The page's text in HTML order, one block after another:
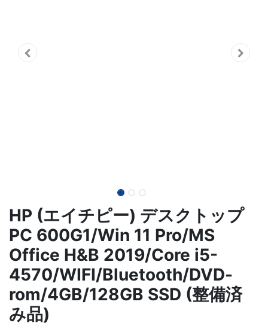
HP (エイチピー) デスクトップ
PC 600G1/Win 11 Pro/MS
Office H&B 2019/Core i5-
4570/WIFI/Bluetooth/DVD-
rom/4GB/128GB SSD (整備済
み品)